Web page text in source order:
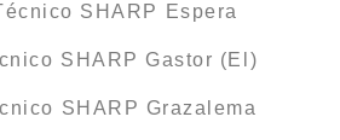
SHARP Espera
SHARP Gastor (El)
SHARP Grazalema